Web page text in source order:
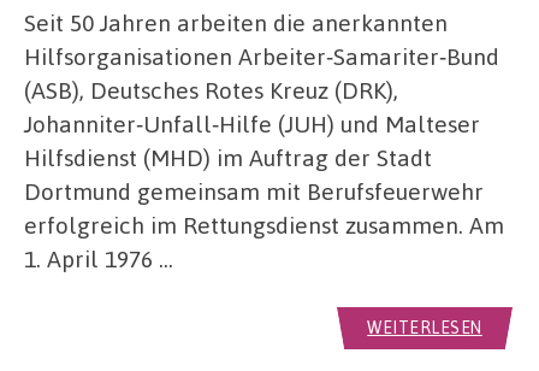
Seit 50 Jahren arbeiten die anerkannten
Hilfsorganisationen Arbeiter‑Samariter‑Bund
(ASB), Deutsches Rotes Kreuz (DRK),
Johanniter‑Unfall‑Hilfe (JUH) und Malteser
Hilfsdienst (MHD) im Auftrag der Stadt
Dortmund gemeinsam mit Berufsfeuerwehr
erfolgreich im Rettungsdienst zusammen. Am
1. April 1976 …
WEITERLESEN